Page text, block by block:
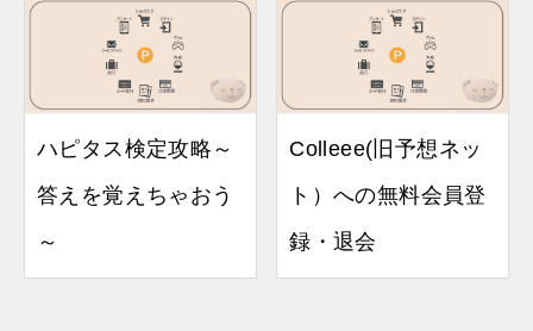
ハピタス検定攻略～
答えを覚えちゃおう
～
Colleee(旧予想ネッ
ト）への無料会員登
録・退会